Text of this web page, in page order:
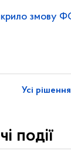
змову
Усі
події